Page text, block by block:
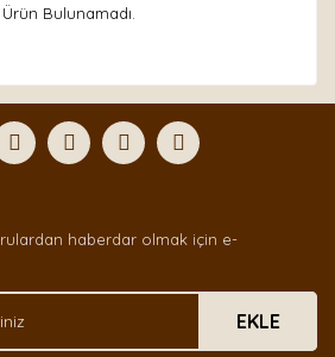
Ürün Bulunamadı.
haberdar olmak için e-
EKLE